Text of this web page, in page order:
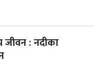
७ महिना बाँकी
जीवन : नदीका